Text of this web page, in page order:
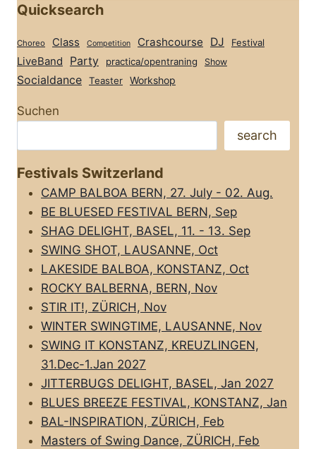
Quicksearch
Choreo Class Competition Crashcourse DJ Festival
LiveBand Party practica/opentraning Show
Socialdance Teaster Workshop
Suchen
search
Festivals Switzerland
CAMP BALBOA BERN, 27. July - 02. Aug.
BE BLUESED FESTIVAL BERN, Sep
SHAG DELIGHT, BASEL, 11. - 13. Sep
SWING SHOT, LAUSANNE, Oct
LAKESIDE BALBOA, KONSTANZ, Oct
ROCKY BALBERNA, BERN, Nov
STIR IT!, ZÜRICH, Nov
WINTER SWINGTIME, LAUSANNE, Nov
SWING IT KONSTANZ, KREUZLINGEN,
31.Dec-1.Jan 2027
JITTERBUGS DELIGHT, BASEL, Jan 2027
BLUES BREEZE FESTIVAL, KONSTANZ, Jan
BAL-INSPIRATION, ZÜRICH, Feb
Masters of Swing Dance, ZÜRICH, Feb